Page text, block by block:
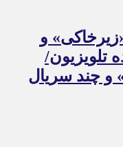
و
تلویزیون/
چند سریال